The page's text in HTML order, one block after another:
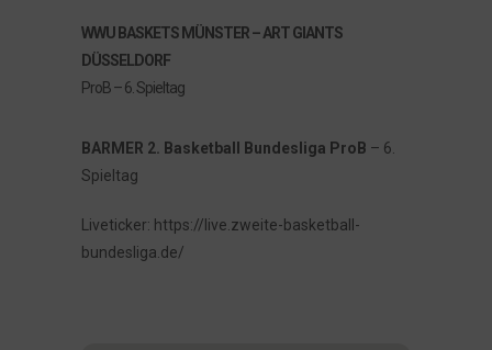
WWU BASKETS MÜNSTER – ART GIANTS
DÜSSELDORF
ProB – 6. Spieltag
BARMER 2. Basketball Bundesliga ProB – 6.
Spieltag
Liveticker: https://live.zweite-basketball-
bundesliga.de/